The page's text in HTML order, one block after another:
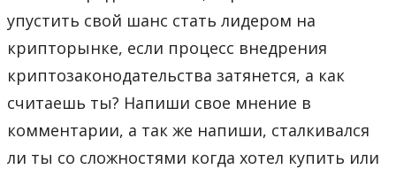
упустить свой шанс стать лидером на
крипторынке, если процесс внедрения
криптозаконодательства затянется, а как
считаешь ты? Напиши свое мнение в
комментарии, а так же напиши, сталкивался
ли ты со сложностями когда хотел купить или